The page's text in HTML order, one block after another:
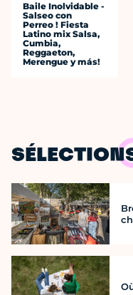
Baile Inolvidable -
Salseo con
Perreo ! Fiesta
Latino mix Salsa,
Cumbia,
Reggaeton,
Merengue y más!